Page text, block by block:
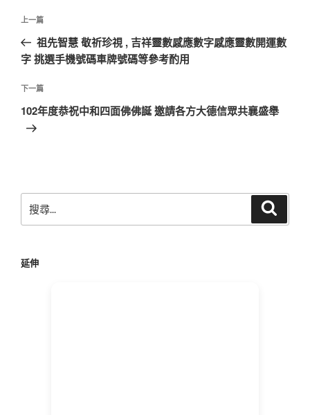
文
導
覽
上
一
篇
章
上一篇
祖先智慧 敬祈珍視 , 吉祥靈數感應數字感應靈數開運數
字 挑選手機號碼車牌號碼等參考酌用
下
一
下一篇
102年度恭祝中和四面佛佛誕 邀請各方大德信眾共襄盛舉
尋
字:
延伸